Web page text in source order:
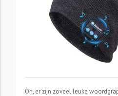
Oh, er zijn zoveel leuke